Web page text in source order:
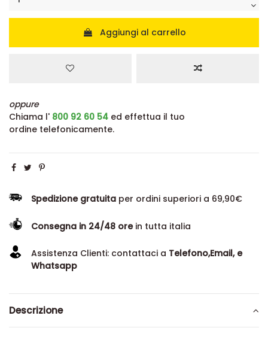
Aggiungi al carrello
oppure
Chiama l' 800 92 60 54 ed effettua il tuo
ordine telefonicamente.
Spedizione gratuita per ordini superiori a 69,90€
Consegna in 24/48 orein tutta italia
Assistenza Clienti: contattaci a Telefono,Email, e
Whatsapp
Descrizione